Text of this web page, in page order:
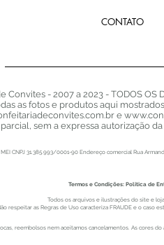
CONTATO
Convites - 2007 a 2023 - TODOS OS
as fotos e produtos aqui
e
sem a expressa autorização
CNPJ 31.385.993/0001-90 Endereço comercial Rua
Termos e Condições: Politica de
Todos os arquivos e ilustrações do site e
respeitar as Regras de Uso caracteriza FRAUDE e o caso
reembolsos nem aceitamos cancelamentos. As cores